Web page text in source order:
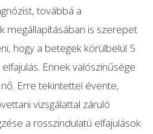
továbbá a
megállapításában is szerepet
hogy a betegek körülbelül 5
Ennek valószínűsége
Erre tekintettel évente,
vizsgálattal záruló
a rosszindulatú elfajulások